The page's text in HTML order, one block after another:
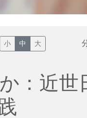
小 中 大
：近世